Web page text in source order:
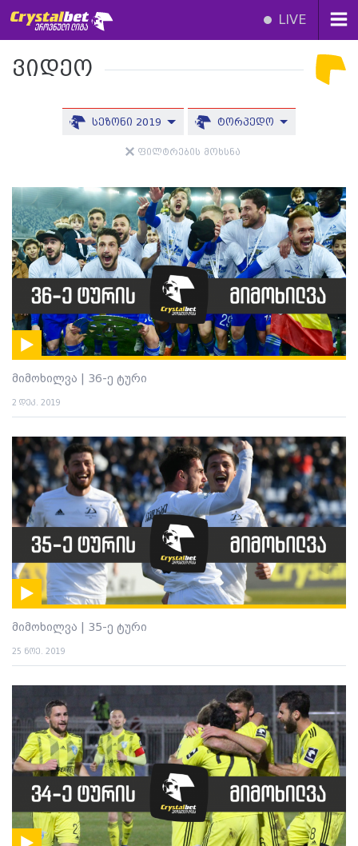
LIVE
ვიდეო
სეზონი 2019 ტორპედო
ფილტრების მოხსნა
მიმოხილვა | 36-ე ტური
2 დეკ. 2019
მიმოხილვა | 35-ე ტური
25 ნოე. 2019